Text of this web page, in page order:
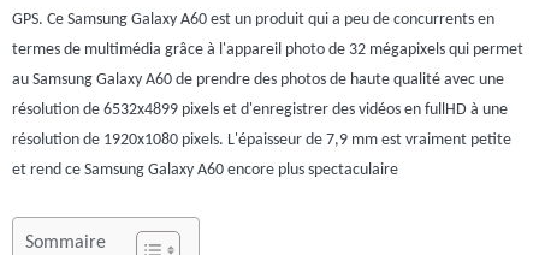
GPS. Ce Samsung Galaxy A60 est un produit qui a peu de concurrents en
termes de multimédia grâce à l'appareil photo de 32 mégapixels qui permet
au Samsung Galaxy A60 de prendre des photos de haute qualité avec une
résolution de 6532x4899 pixels et d'enregistrer des vidéos en fullHD à une
résolution de 1920x1080 pixels. L'épaisseur de 7,9 mm est vraiment petite
et rend ce Samsung Galaxy A60 encore plus spectaculaire
Sommaire